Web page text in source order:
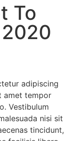
To
2020
adipiscing
amet tempor
Vestibulum
nisi sit
tincidunt,